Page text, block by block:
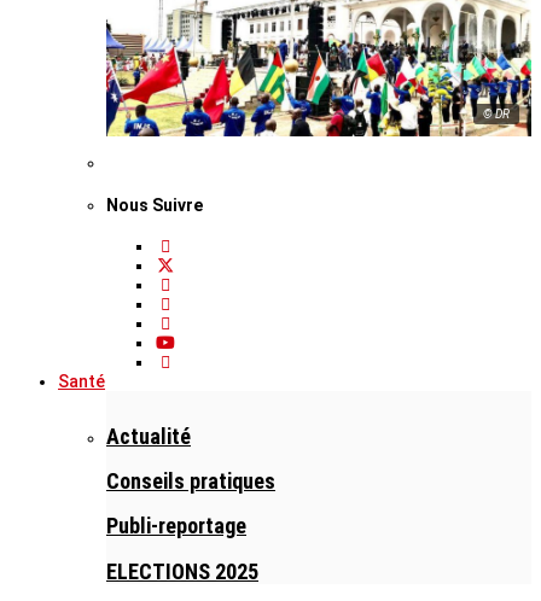
© DR
Nous Suivre
Santé
Actualité
Conseils pratiques
Publi-reportage
ELECTIONS 2025